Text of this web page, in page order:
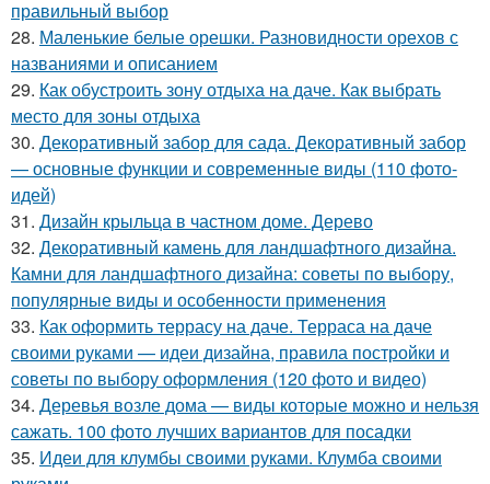
правильный выбор
28. Маленькие белые орешки. Разновидности орехов с
названиями и описанием
29. Как обустроить зону отдыха на даче. Как выбрать
место для зоны отдыха
30. Декоративный забор для сада. Декоративный забор
— основные функции и современные виды (110 фото-
идей)
31. Дизайн крыльца в частном доме. Дерево
32. Декоративный камень для ландшафтного дизайна.
Камни для ландшафтного дизайна: советы по выбору,
популярные виды и особенности применения
33. Как оформить террасу на даче. Терраса на даче
своими руками — идеи дизайна, правила постройки и
советы по выбору оформления (120 фото и видео)
34. Деревья возле дома — виды которые можно и нельзя
сажать. 100 фото лучших вариантов для посадки
35. Идеи для клумбы своими руками. Клумба своими